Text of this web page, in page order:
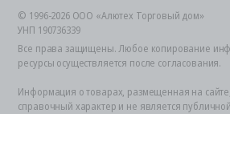
© 1996-2026 ООО «Алютех Торговый дом»
УНП 190736339
Все права защищены. Любое копирование
ресурсы осуществляется после согласования.
Информация о товарах, размещенная на
справочный характер и не является